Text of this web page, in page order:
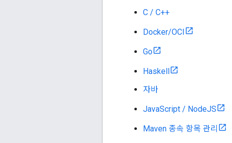
C / C++
Docker/OCI
Go
Haskell
자바
JavaScript / NodeJS
Maven 종속 항목 관리